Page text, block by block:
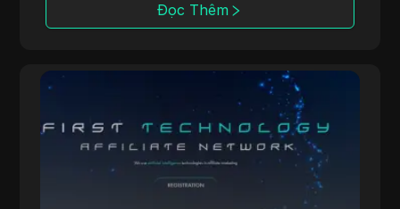
Đọc Thêm
OpenAFF sử dụng trí tuệ nhân tạo để tăng
cường tỷ lệ chuyển đổi lưu lượng truy cập.
Nó cung cấp các giao dịch CPA, CPL và CRG
và hỗ trợ các chiến dịch tại hơn 100 quốc gia.